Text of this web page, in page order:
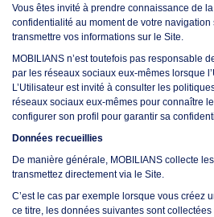
Vous êtes invité à prendre connaissance de
confidentialité au moment de votre navigation
transmettre vos informations sur le Site.
MOBILIANS n’est toutefois pas responsable
par les réseaux sociaux eux-mêmes lorsque
L’Utilisateur est invité à consulter les
réseaux sociaux eux-mêmes pour connaître
configurer son profil pour garantir sa
Données recueillies
De manière générale, MOBILIANS collecte
transmettez directement via le Site.
C’est le cas par exemple lorsque vous créez
ce titre, les données suivantes sont